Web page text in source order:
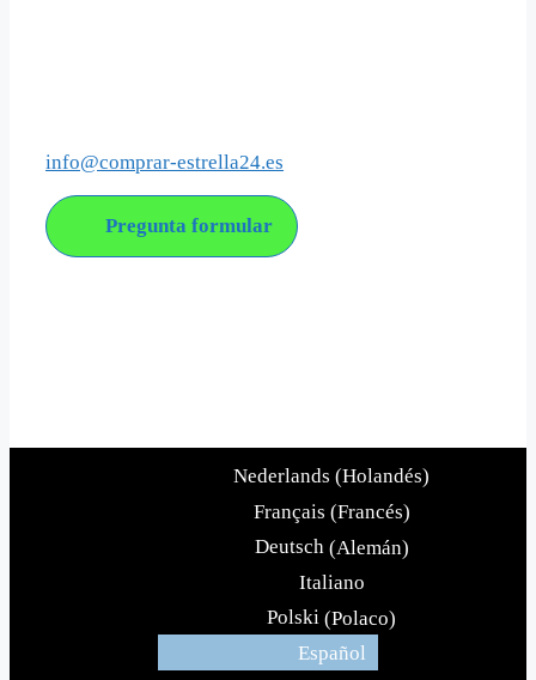
info@comprar-estrella24.es
Pregunta formular
Nederlands (Holandés)
Français (Francés)
Deutsch(Alemán)
Italiano
Polski (Polaco)
Español